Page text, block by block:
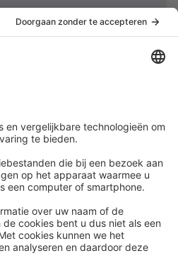
Meer
HR Academy
HR Podcast
CHRO
HR Day